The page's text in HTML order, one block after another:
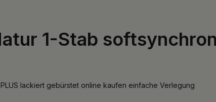
1-Stab
lackiert gebürstet online kaufen einfache Verlegung